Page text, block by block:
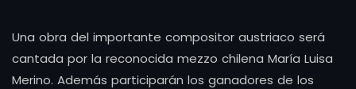
Una obra del importante compositor austriaco será
cantada por la reconocida mezzo chilena María Luisa
Merino. Además participarán los ganadores de los